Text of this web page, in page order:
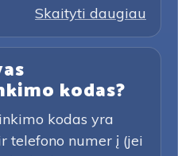
Skaityti daugiau
kodas?
kodas yra
telefono numer į (jei